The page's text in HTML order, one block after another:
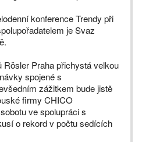
konference Trendy při
je Svaz
Praha přichystá velkou
spojené s
zážitkem bude jistě
firmy CHICO
ve spolupráci s
o rekord v počtu sedících